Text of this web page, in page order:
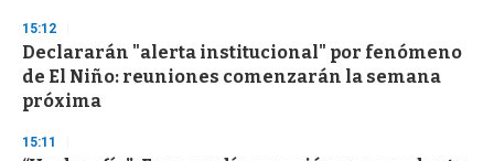
15:12
Declararán "alerta institucional" por fenómeno
de El Niño: reuniones comenzarán la semana
próxima
15:11